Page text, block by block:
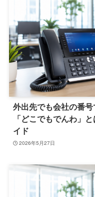
外出先でも会社の番
「どこでもでんわ」
イド
2026年5月27日